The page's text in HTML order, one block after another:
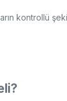
kontrollü